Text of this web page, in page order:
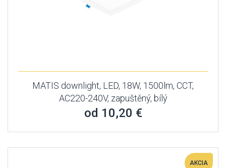
MATIS downlight, LED, 18W, 1500lm, CCT,
AC220-240V, zapuštěný, bílý
od 10,20 €
AKCIA